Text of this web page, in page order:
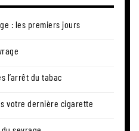
: les premiers jours
l’arrêt du tabac
votre dernière cigarette